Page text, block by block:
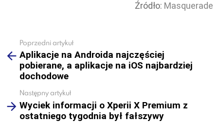
Źródło: Masquerade
more
Poprzedni artykuł
Aplikacje na Androida najczęściej
pobierane, a aplikacje na iOS najbardziej
dochodowe
Następny artykuł
Wyciek informacji o Xperii X Premium z
ostatniego tygodnia był fałszywy